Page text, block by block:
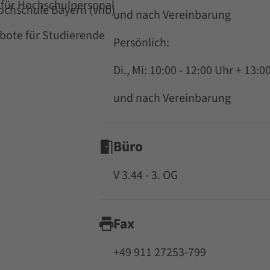
Hochschulpersonal
Bayern (vhb)
für Studierende
und nach Vereinbarung
Persönlich:
Di., Mi: 10:00 - 12:00 Uhr +
und nach Vereinbarung
Büro
V 3.44 - 3. OG
Fax
+49 911 27253-799